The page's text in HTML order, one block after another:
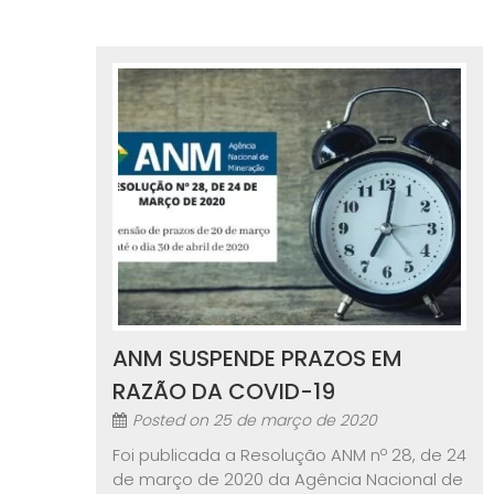
ANM SUSPENDE PRAZOS EM
RAZÃO DA COVID-19
Posted on 25 de março de 2020
Foi publicada a Resolução ANM nº 28, de 24
de março de 2020 da Agência Nacional de